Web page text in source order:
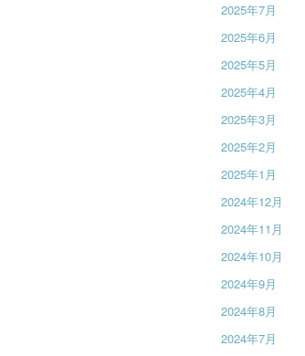
2025年7月
2025年6月
2025年5月
2025年4月
2025年3月
2025年2月
2025年1月
2024年12月
2024年11月
2024年10月
2024年9月
2024年8月
2024年7月